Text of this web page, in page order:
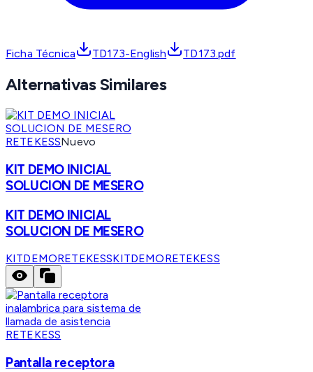
Ficha Técnica TD173-English TD173.pdf
Alternativas Similares
RETEKESSNuevo
KIT DEMO INICIAL
SOLUCION DE MESERO
KIT DEMO INICIAL
SOLUCION DE MESERO
KITDEMORETEKESSKITDEMORETEKESS
RETEKESS
Pantalla receptora